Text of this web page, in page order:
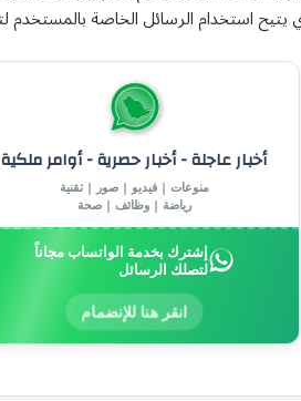
أخبار عاجلة - أخبار حصرية - أوامر ملكية
منوعات | فيديو | صور | تقنية
رياضة | وظائف | صحة
إشترك بخدمة الواتساب مجاناً
لتصلك الرسائل
انقر هنا للإنضمام